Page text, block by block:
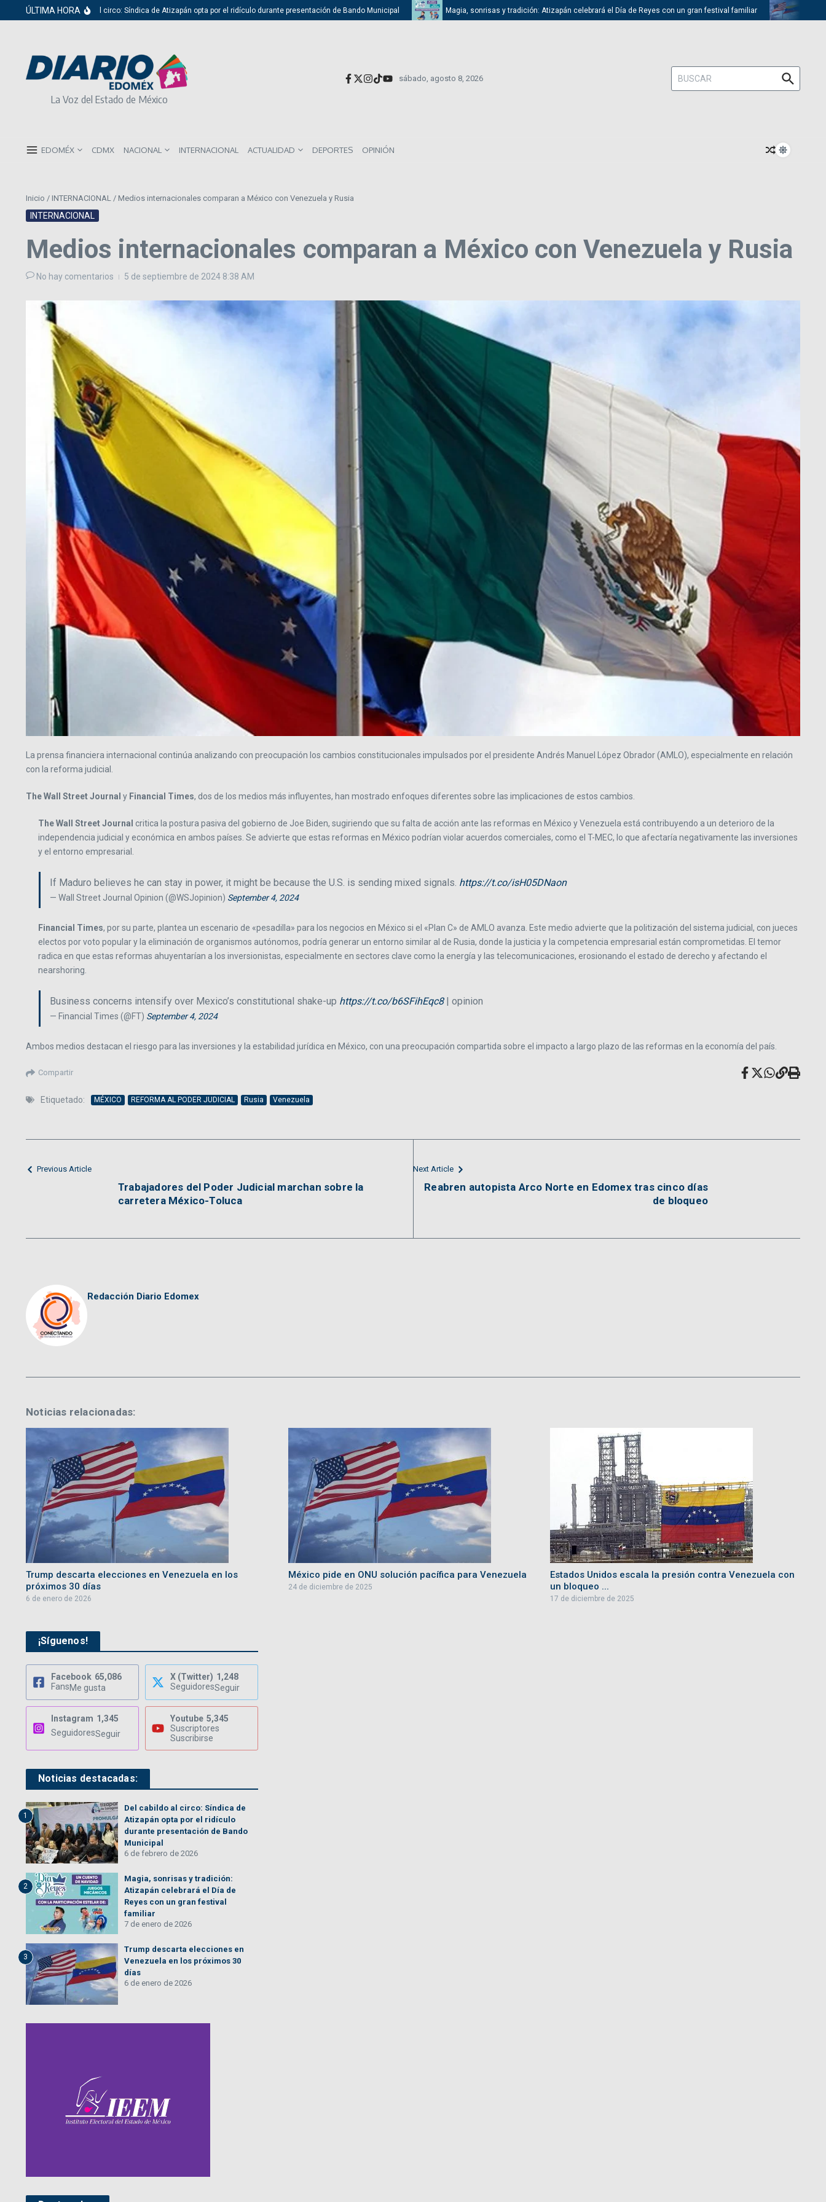
Saltar al contenido
ÚLTIMA HORA
Del cabildo al circo: Síndica de Atizapán opta por el ridículo durante presentación de Bando Municipal Magia, sonrisas y tradición: Atizapán celebrará el Día de Reyes con un gran festival familiar Trump
La Voz del Estado de México
sábado, agosto 8, 2026
Buscar:
EDOMÉX CDMX NACIONAL INTERNACIONAL ACTUALIDAD DEPORTES OPINIÓN
Inicio / INTERNACIONAL / Medios internacionales comparan a México con Venezuela y Rusia
INTERNACIONAL
Medios internacionales comparan a México con Venezuela y Rusia
No hay comentarios 5 de septiembre de 2024 8:38 AM
La prensa financiera internacional continúa analizando con preocupación los cambios constitucionales impulsados por el presidente Andrés Manuel López Obrador (AMLO), especialmente en relación
con la reforma judicial.
The Wall Street Journal y Financial Times, dos de los medios más influyentes, han mostrado enfoques diferentes sobre las implicaciones de estos cambios.
The Wall Street Journal critica la postura pasiva del gobierno de Joe Biden, sugiriendo que su falta de acción ante las reformas en México y Venezuela está contribuyendo a un deterioro de la
independencia judicial y económica en ambos países. Se advierte que estas reformas en México podrían violar acuerdos comerciales, como el T-MEC, lo que afectaría negativamente las inversiones
y el entorno empresarial.
If Maduro believes he can stay in power, it might be because the U.S. is sending mixed signals. https://t.co/isH05DNaon
— Wall Street Journal Opinion (@WSJopinion) September 4, 2024
Financial Times, por su parte, plantea un escenario de «pesadilla» para los negocios en México si el «Plan C» de AMLO avanza. Este medio advierte que la politización del sistema judicial, con jueces
electos por voto popular y la eliminación de organismos autónomos, podría generar un entorno similar al de Rusia, donde la justicia y la competencia empresarial están comprometidas. El temor
radica en que estas reformas ahuyentarían a los inversionistas, especialmente en sectores clave como la energía y las telecomunicaciones, erosionando el estado de derecho y afectando el
nearshoring.
Business concerns intensify over Mexico’s constitutional shake-up https://t.co/b6SFihEqc8| opinion
— Financial Times (@FT) September 4, 2024
Ambos medios destacan el riesgo para las inversiones y la estabilidad jurídica en México, con una preocupación compartida sobre el impacto a largo plazo de las reformas en la economía del país.
Compartir
Etiquetado: MÉXICO REFORMA AL PODER JUDICIAL Rusia Venezuela
Previous Article
Trabajadores del Poder Judicial marchan sobre la
carretera México-Toluca
Next Article
Reabren autopista Arco Norte en Edomex tras cinco días
de bloqueo
Redacción Diario Edomex
Noticias relacionadas:
Trump descarta elecciones en Venezuela en los
próximos 30 días
6 de enero de 2026
México pide en ONU solución pacífica para Venezuela
24 de diciembre de 2025
Estados Unidos escala la presión contra Venezuela con
un bloqueo ...
17 de diciembre de 2025
¡Síguenos!
Facebook 65,086
FansMe gusta
X (Twitter) 1,248
SeguidoresSeguir
Instagram 1,345
SeguidoresSeguir
Youtube 5,345
Suscriptores
Suscribirse
Noticias destacadas:
1
Del cabildo al circo: Síndica de
Atizapán opta por el ridículo
durante presentación de Bando
Municipal
6 de febrero de 2026
2
Magia, sonrisas y tradición:
Atizapán celebrará el Día de
Reyes con un gran festival
familiar
7 de enero de 2026
3
Trump descarta elecciones en
Venezuela en los próximos 30
días
6 de enero de 2026